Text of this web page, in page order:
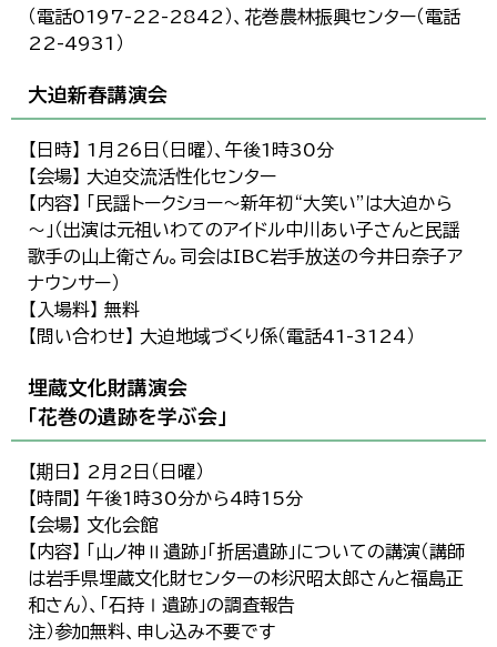
（電話0197-22-2842）、花巻農林振興センター（電話
22-4931）
大迫新春講演会
【日時】 1月26日（日曜）、午後1時30分
【会場】 大迫交流活性化センター
【内容】 「民謡トークショー～新年初“大笑い”は大迫から
～」（出演は元祖いわてのアイドル中川あい子さんと民謡
歌手の山上衛さん。司会はIBC岩手放送の今井日奈子ア
ナウンサー）
【入場料】 無料
【問い合わせ】 大迫地域づくり係（電話41-3124）
埋蔵文化財講演会
「花巻の遺跡を学ぶ会」
【期日】 2月2日（日曜）
【時間】 午後1時30分から4時15分
【会場】 文化会館
【内容】 「山ノ神Ⅱ遺跡」「折居遺跡」についての講演（講師
は岩手県埋蔵文化財センターの杉沢昭太郎さんと福島正
和さん）、「石持Ⅰ遺跡」の調査報告
注）参加無料、申し込み不要です